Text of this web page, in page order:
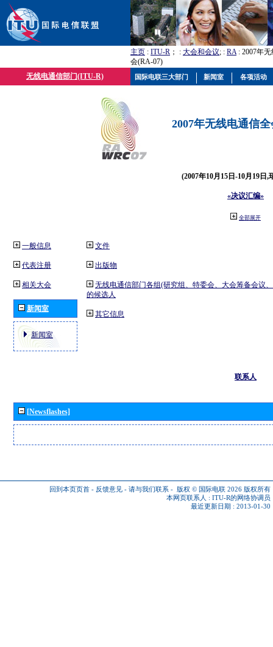
主页 : ITU-R ； : 大会和会议; : RA: 2007年
会(RA-07)
无线电通信部门(ITU-R)
2007年无线电通信
(2007年10月15日-10月19日,
«决议汇编»
全部展开
一般信息
代表注册
相关大会
新闻室
新闻室
文件
出版物
无线电通信部门各组(研究组、特委会、大会筹备会议
的候选人
其它信息
联系人
[Newsflashes]
回到本页页首 - 反馈意见 - 请与我们联系 - 版权 © 国际电联 2026 版权所有
本网页联系人 : ITU-R的网络协调员
最近更新日期 : 2013-01-30
国际电联三大部门 新闻室 各项活动